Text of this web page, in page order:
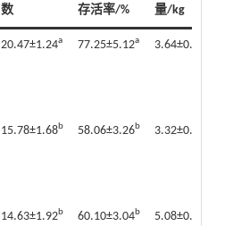
数
存活率/%
量/kg
20.47±1.24a 77.25±5.12a 3.64±0.22
15.78±1.68b 58.06±3.26b 3.32±0.25
14.63±1.92b 60.10±3.04b 5.08±0.31